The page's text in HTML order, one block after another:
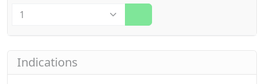
Indications